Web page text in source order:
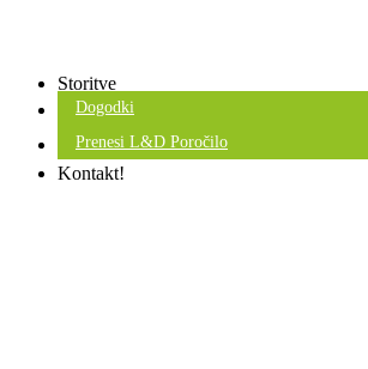
Storitve
Dogodki
Prenesi L&D Poročilo
Kontakt!